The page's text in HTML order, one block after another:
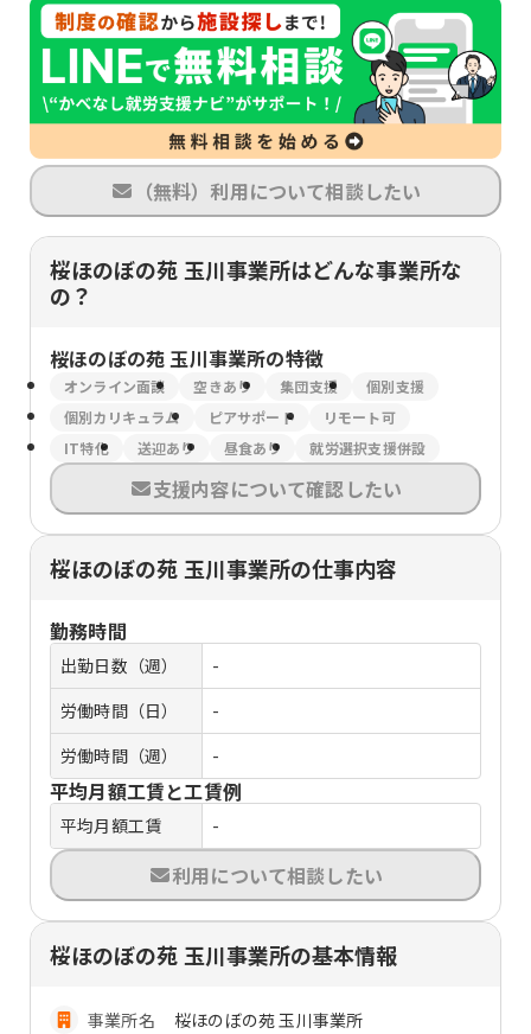
（無料）利用について相談したい
桜ほのぼの苑 玉川事業所はどんな事業所な
の？
桜ほのぼの苑 玉川事業所の特徴
オンライン面談 空きあり 集団支援
個別支援
個別カリキュラム
ピアサポート
リモート可
IT特化
送迎あり 昼食あり 就労選択支援併設
支援内容について確認したい
桜ほのぼの苑 玉川事業所の仕事内容
勤務時間
出勤日数（週）
-
労働時間（日）
-
労働時間（週）
-
平均月額工賃と工賃例
平均月額工賃 -
利用について相談したい
桜ほのぼの苑 玉川事業所の基本情報
事業所名
桜ほのぼの苑 玉川事業所